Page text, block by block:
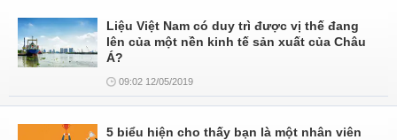
Liệu Việt Nam có duy trì được vị thế đang
lên của một nền kinh tế sản xuất của Châu
Á?
09:02 12/05/2019
5 biểu hiện cho thấy bạn là một nhân viên